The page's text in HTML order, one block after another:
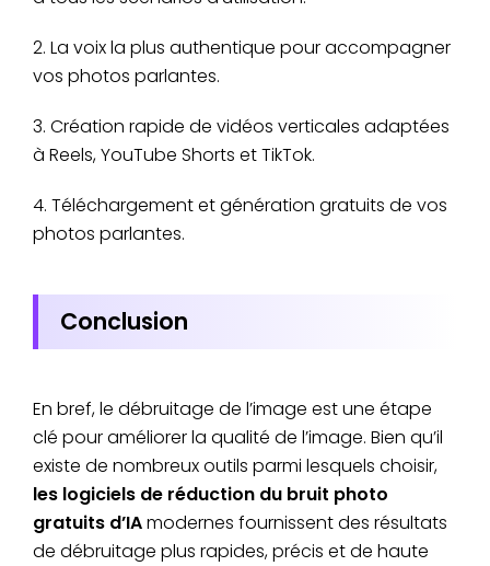
2. La voix la plus authentique pour accompagner
vos photos parlantes.
3. Création rapide de vidéos verticales adaptées
à Reels, YouTube Shorts et TikTok.
4. Téléchargement et génération gratuits de vos
photos parlantes.
Conclusion
En bref, le débruitage de l’image est une étape
clé pour améliorer la qualité de l’image. Bien qu’il
existe de nombreux outils parmi lesquels choisir,
les logiciels de réduction du bruit photo
gratuits d’IAmodernes fournissent des résultats
de débruitage plus rapides, précis et de haute